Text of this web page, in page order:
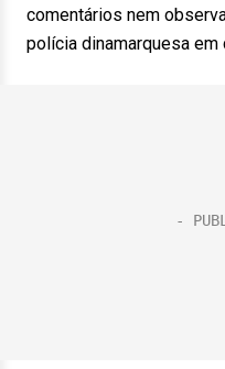
comentários nem
polícia dinamarquesa em